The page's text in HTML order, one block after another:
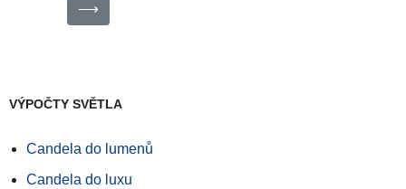
⟶
VÝPOČTY SVĚTLA
Candela do lumenů
Candela do luxu